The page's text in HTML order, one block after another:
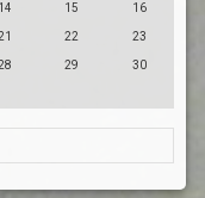
14 15 16
22 23
29 30